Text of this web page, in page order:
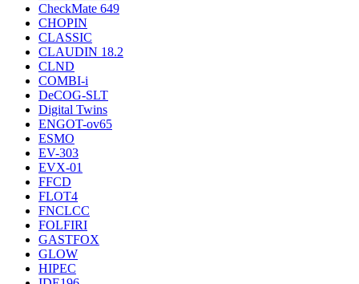
CheckMate 649
CHOPIN
CLASSIС
CLAUDIN 18.2
CLND
COMBI-i
DeCOG-SLT
Digital Twins
ENGOT-ov65
ESMO
EV-303
EVX-01
FFCD
FLOT4
FNCLCC
FOLFIRI
GASTFOX
GLOW
HIPEC